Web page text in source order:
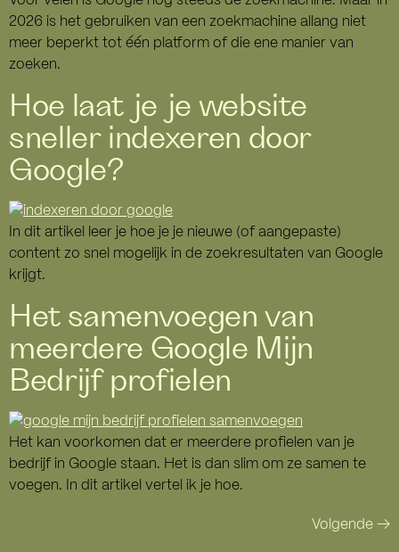
2026 is het gebruiken van een zoekmachine allang niet
meer beperkt tot één platform of die ene manier van
zoeken.
Hoe laat je je website
sneller indexeren door
Google?
In dit artikel leer je hoe je je nieuwe (of aangepaste)
content zo snel mogelijk in de zoekresultaten van Google
krijgt.
Het samenvoegen van
meerdere Google Mijn
Bedrijf profielen
Het kan voorkomen dat er meerdere profielen van je
bedrijf in Google staan. Het is dan slim om ze samen te
voegen. In dit artikel vertel ik je hoe.
Volgende →